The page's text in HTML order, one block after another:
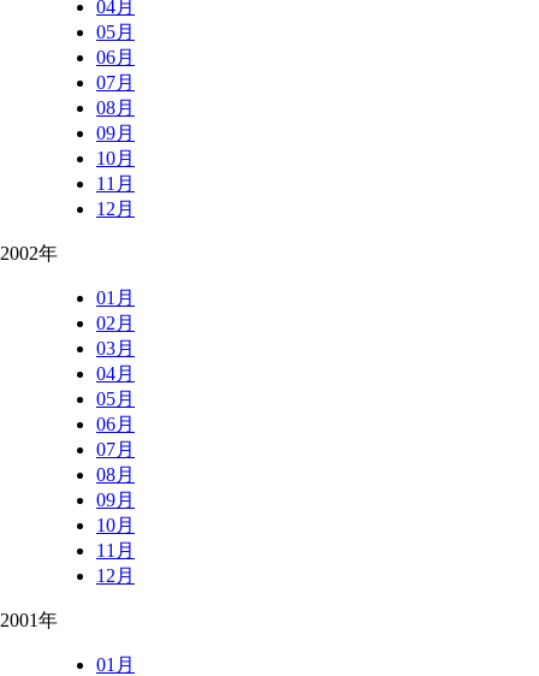
04月
05月
06月
07月
08月
09月
10月
11月
12月
2002年
01月
02月
03月
04月
05月
06月
07月
08月
09月
10月
11月
12月
2001年
01月